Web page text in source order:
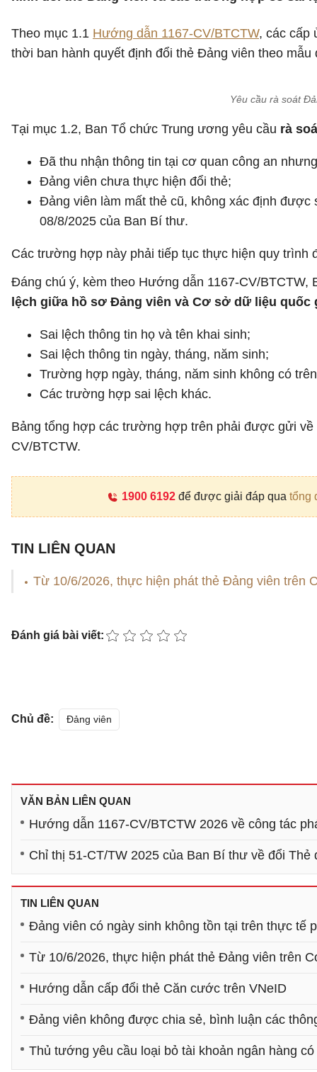
Theo mục 1.1 Hướng dẫn 1167-CV/BTCTW, các cấp
thời ban hành quyết định đổi thẻ Đảng viên theo mẫu
Yêu cầu rà soát
Tại mục 1.2, Ban Tổ chức Trung ương yêu cầu rà
Đã thu nhận thông tin tại cơ quan công an
Đảng viên chưa thực hiện đổi thẻ;
Đảng viên làm mất thẻ cũ, không xác định
08/8/2025 của Ban Bí thư.
Các trường hợp này phải tiếp tục thực hiện quy
Đáng chú ý, kèm theo Hướng dẫn 1167-CV/BTCTW,
lệch giữa hồ sơ Đảng viên và Cơ sở dữ liệu quốc
Sai lệch thông tin họ và tên khai sinh;
Sai lệch thông tin ngày, tháng, năm sinh;
Trường hợp ngày, tháng, năm sinh không có
Các trường hợp sai lệch khác.
Bảng tổng hợp các trường hợp trên phải được gửi
CV/BTCTW.
1900 6192để được giải đáp qua tổng
TIN LIÊN QUAN
Từ 10/6/2026, thực hiện phát thẻ Đảng viên trên
Đánh giá bài viết:
Chủ đề: Đảng viên
VĂN BẢN LIÊN QUAN
Hướng dẫn 1167-CV/BTCTW 2026 về công tác
Chỉ thị 51-CT/TW 2025 của Ban Bí thư về đổi Thẻ
TIN LIÊN QUAN
Đảng viên có ngày sinh không tồn tại trên thực tế
Từ 10/6/2026, thực hiện phát thẻ Đảng viên trên
Hướng dẫn cấp đổi thẻ Căn cước trên VNeID
Đảng viên không được chia sẻ, bình luận các
Thủ tướng yêu cầu loại bỏ tài khoản ngân hàng